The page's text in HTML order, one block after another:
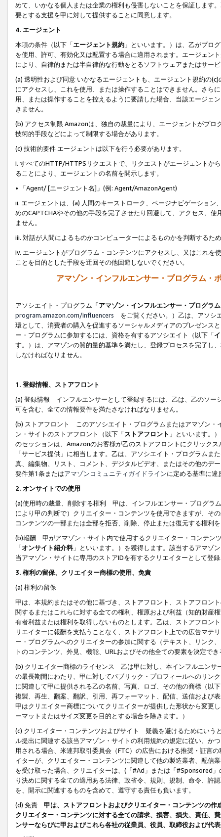
めて、いかなる個人または企業の権利も侵害しないことを保証します
要とする支援を甲に対して提供することに同意します。
4. エージェント
本項の条件（以下「エージェント規約 」といいます。）は、乙がプロ
を使用、許可、有効化又は配置する場合に適用されます。エージェン
により、自律的または半自律的な行動をとるソフトウェアまたはサー
(a) 透明性および同意 いかなるエージェントも、エージェント規約の
にアクセスし、これを使用、または操作することはできません。さら
用、または操作することを控えるように要請した場合、当該エージェ
きません。
(b) アクセス制限 Amazonは、独自の裁量により、エージェントがプ
技術的手段などによって制限する場合があります。
(c) 技術的要件 エージェントは以下を行う必要があります。
i. すべてのHTTP/HTTPSリクエストで、リクエストがエージェントか
ることにより、エージェントの名前を開示します。
• 「Agent/ [エージェント名]」(例: Agent/AmazonAgent)
ii. エージェントは、(a) 人間のキーストローク、ページナビゲーショ
めのCAPTCHAやその他の手段を完了させたり回避して、アクセス、
ません。
iii. 対話が人間によるものかコンピューターによるものかを判断するた
iv. エージェントがプログラム・コンテンツにアクセスし、又はこれ
ことを目的とした手段を迂回その他回避しないでください。
アマゾン・インフルエンサー・プログラム・
アソシエイト・プログラム「アマゾン・インフルエンサー・プログラム
program.amazon.com/influencers をご覧ください。）乙は、アソシ
環として、消費者の購入を促進するソーシャルメディアのプレゼンス
ー・プログラムに参加するには、資格を有するアソシエイト（以下「
す。）は、アマゾンの質的量的基準を満たし、登録プロセスを完了し、
しなければなりません。
1. 登録情報、ストアフロント
(a) 登録情報 インフルエンサーとして登録するには、乙は、乙のソー
可を含む、全ての情報要件を満たさなければなりません。
(b) ストアフロント このアソシエイト・プログラムまたはアマゾン・
ン・サイトのストアフロント（以下「ストアフロント 」といいます。
のセッションは、Amazonのお客様が乙のストアフロントにクリック
「サービス提供」に相当します。乙は、アソシエイト・プログラム
真、編集物、リスト、コメント、デジタルビデオ、またはその他のデ
要件第1条またはアマゾンコミュニティガイドラインに定める基準に違
2. オンサイトでの使用
(a)使用時の裁量、削除する権利 甲は、インフルエンサー・プログラ
により甲の判断で）クリエイター・コンテンツを使用できますが、そ
コンテンツの一部または全部を拒否、削除、停止または復元する権利
(b)報酬 甲がアマゾン・サイト内で使用するクリエイター・コンテン
「オンサイト紹介料」といいます。）を獲得します。該当するアマゾ
当アマゾン・サイトに専用のストアIDを有するクリエイターとして登
3. 権利の留保、クリエイター商標の使用、免責
(a) 権利の留保
甲は、本規約またはその他に基づき、ストアフロント、ストアフロン
関するまたはこれらに対する全ての権利、権原および利益（知的財産
有者利益または権利を取得しないものとします。乙は、ストアフロン
リエイターに報酬を支払うことなく、ストアフロント上での広告マテ
ー・プログラムへのクリエイターの参加に関する（テキスト、リンク
トのコンテンツ、外見、機能、URLおよびその他全ての要素を決定で
(b) クリエイター商標のライセンス 乙は甲に対し、本インフルエンサ
の最長期間にわたり、甲に対してパブリック・プロフィールへのリン
に関連して甲に提供される乙の名前、写真、ロゴ、その他の商標（以
複製、再生、翻案、翻訳、引用、再フォーマット、配信、送信および
甲はクリエイター商標についてクリエイターが提供した形状から変更
ーマットまたはサイズ変更を目的とする場合を除きます。）
(c) クリエイター・コンテンツおよびサイト 疑義を避けるためにいう
ル提出に関連する該当アマゾン・サイトの利用規約の規定に従い、か
用される場合、米連邦取引委員会（FTC）の広告における推奨・証言
イターが、クリエイター・コンテンツに関連して他の製造業者、配信
を受け取った場合、クリエイターは、(「#Ad」または「#Sponsored
り決めに関する全ての適用ある法律、政省令、規則、規制、命令、許
を、開示に関連するものを含めて、遵守する責任も負います。
(d) 免責 甲は、ストアフロントおよびクリエイター・コンテンツの
クリエイター・コンテンツに対する全ての請求、損害、損失、責任、
ンサーならびに甲およびこれら各社の従業員、役員、取締役および代